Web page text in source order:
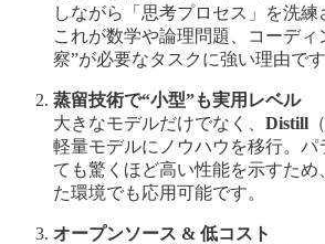
しながら「思考プロセス」を洗練
これが数学や論理問題、コーディ
察”が必要なタスクに強い理由です
蒸留技術で“小型”も実用レベル
大きなモデルだけでなく、 Distill
軽量モデルにノウハウを移行。パ
ても驚くほど高い性能を示すた
た環境でも応用可能です。
オープンソース & 低コスト